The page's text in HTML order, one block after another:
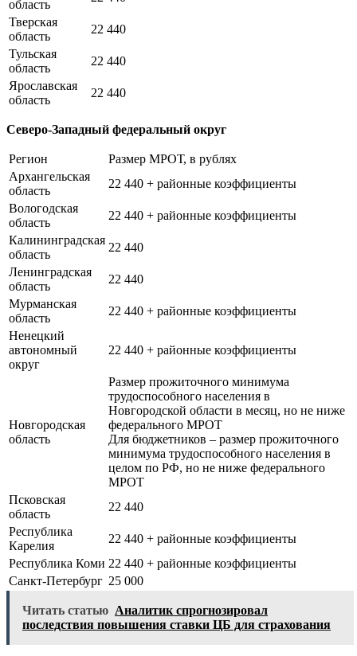
область
Тверская
область
22 440
Тульская
область
22 440
Ярославская
область
22 440
Северо-Западный федеральный округ
Регион
Размер МРОТ, в рублях
Архангельская
область
22 440 + районные коэффициенты
Вологодская
область
22 440 + районные коэффициенты
Калининградская
область
22 440
Ленинградская
область
22 440
Мурманская
область
22 440 + районные коэффициенты
Ненецкий
автономный
округ
22 440 + районные коэффициенты
Новгородская
область
Размер прожиточного минимума
трудоспособного населения в
Новгородской области в месяц, но не ниже
федерального МРОТ
Для бюджетников – размер прожиточного
минимума трудоспособного населения в
целом по РФ, но не ниже федерального
МРОТ
Псковская
область
22 440
Республика
Карелия
22 440 + районные коэффициенты
Республика Коми 22 440 + районные коэффициенты
Санкт-Петербург 25 000
Читать статью Аналитик спрогнозировал
последствия повышения ставки ЦБ для страхования